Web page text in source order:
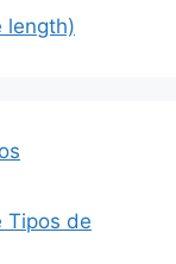
length)
Tipos de